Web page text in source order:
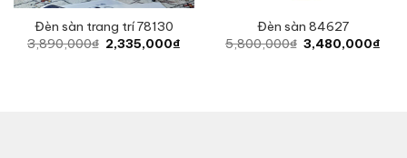
Đèn sàn trang trí 78130
3,890,000₫ Original
price
2,335,000₫
Đèn sàn 84627
5,800,000₫ Original
price
3,480,000₫